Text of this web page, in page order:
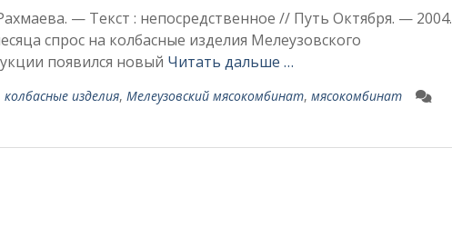
— Текст : непосредственное // Путь Октября. — 2004.
спрос на колбасные изделия Мелеузовского
по­явился новый Читать дальше …
колбасные изделия, Мелеузовский мясокомбинат, мясокомбинат